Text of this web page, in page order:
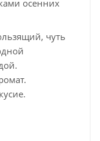
осенних
чуть